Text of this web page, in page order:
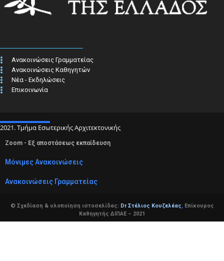
Ανακοινώσεις Γραμματείας
Ανακοινώσεις Καθηγητών
Νέα - Εκδηλώσεις
Επικοινωνία
2021. Τμήμα Εσωτερικής Αρχιτεκτονικής
Zoom - Εξ αποστάσεως εκπαίδευση
Μόνιμες Ανακοινώσεις
Ανακοινώσεις Γραμματείας
© Σχεδίαση & υλοποίηση ιστοσελίδας: Dr Στέλιος Κουζελέας,Επίκουρος
Καθηγητής ΔΙΠΑΕ – 2021